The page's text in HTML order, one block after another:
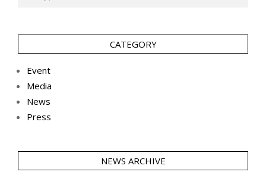
CATEGORY
Event
Media
News
Press
NEWS ARCHIVE